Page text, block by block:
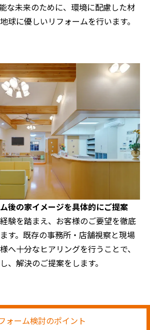
な未来のために、環境に配慮した材
球に優しいリフォームを行います。
後の家イメージを具体的にご提案
験を踏まえ、お客様のご要望を徹底
す。既存の事務所・店舗視察と現場
へ十分なヒアリングを行うことで、
、解決のご提案をします。
ォーム検討のポイント